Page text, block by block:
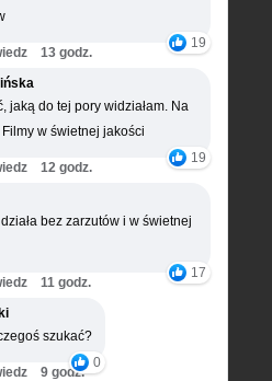
19
13 godz.
jaką do tej pory widziałam. Na
w świetnej jakości
19
12 godz.
bez zarzutów i w świetnej
17
11 godz.
szukać?
0
9 godz.